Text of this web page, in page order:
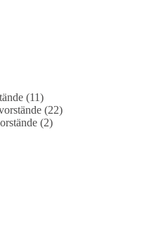
de/grundlagendokume
#Bundeswehr
(11)
(22)
(2)